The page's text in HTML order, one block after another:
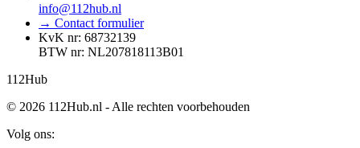
info@112hub.nl
→ Contact formulier
KvK nr: 68732139
BTW nr: NL207818113B01
112Hub
© 2026 112Hub.nl - Alle rechten voorbehouden
Volg ons: